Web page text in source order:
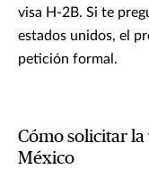
visa H-2B. Si te
estados unidos, el
petición formal.
Cómo solicitar
México